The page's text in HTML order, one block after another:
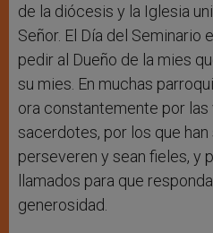
de la diócesis y la Iglesia
Señor. El Día del Seminario
pedir al Dueño de la mies
su mies. En muchas
ora constantemente por
sacerdotes, por los que
perseveren y sean fieles, y
llamados para que
generosidad.